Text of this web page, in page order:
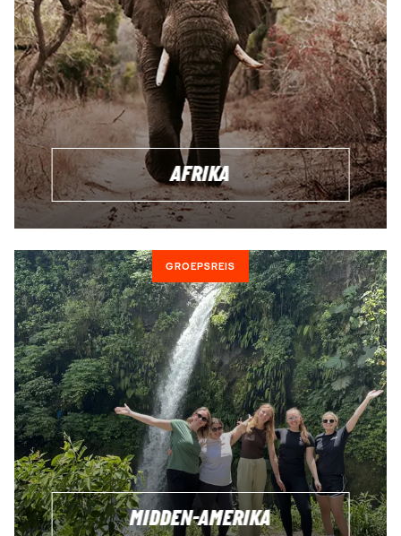
AFRIKA
GROEPSREIS
MIDDEN-AMERIKA